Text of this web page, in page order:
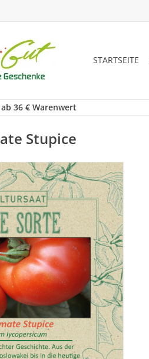
STARTSEITE
36 € Warenwert
Stupice